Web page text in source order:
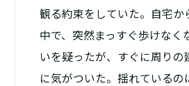
観る約束をしていた。自宅か
中で、突然まっすぐ歩けなく
いを疑ったが、すぐに周りの
に気がついた。揺れているの